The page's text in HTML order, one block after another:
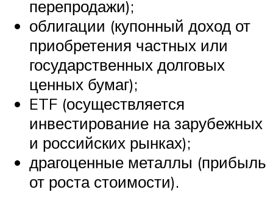
перепродажи);
облигации (купонный доход от
приобретения частных или
государственных долговых
ценных бумаг);
ETF (осуществляется
инвестирование на зарубежных
и российских рынках);
драгоценные металлы (прибыль
от роста стоимости).